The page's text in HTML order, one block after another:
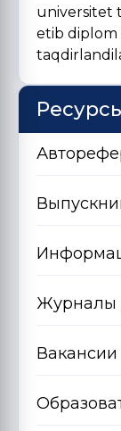
universitet
etib diplom
Журналы
Вакансии